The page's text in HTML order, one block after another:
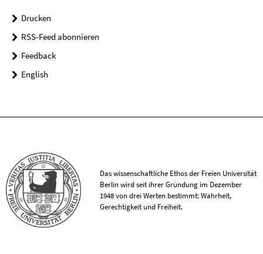
Drucken
RSS-Feed abonnieren
Feedback
English
Das wissenschaftliche Ethos der Freien Universität
Berlin wird seit ihrer Gründung im Dezember
1948 von drei Werten bestimmt: Wahrheit,
Gerechtigkeit und Freiheit.